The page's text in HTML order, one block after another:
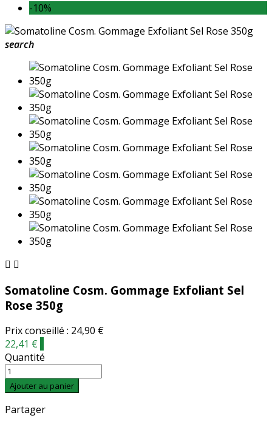
-10%
search
 
Somatoline Cosm. Gommage Exfoliant Sel
Rose 350g
Prix conseillé : 24,90 €
22,41 €
Quantité
Ajouter au panier
Partager